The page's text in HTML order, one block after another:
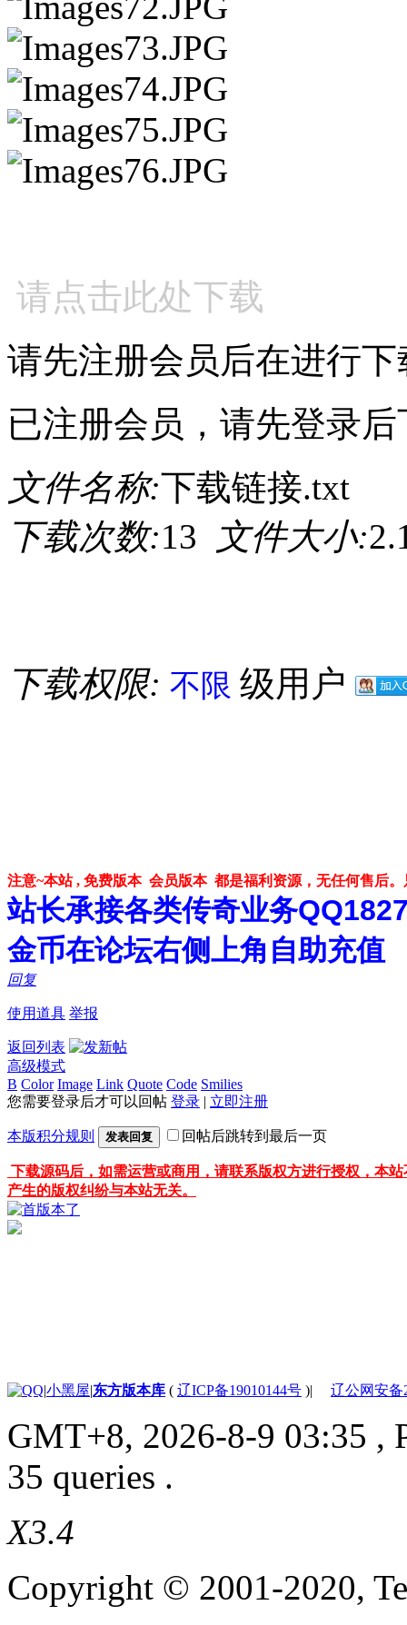
请点击此处下载
请先注册会员后在进行下
已注册会员，请先登录后
文件名称:下载链接.txt
下载次数:13 文件大小:
下载权限: 不限 级用户
注意~本站 , 免费版本 会员版本 都是福利资源，无任何售后
站长承接各类传奇业务
金币在论坛右侧上角自助充值
回复
使用道具 举报
返回列表
高级模式
B Color Image Link Quote Code Smilies
您需要登录后才可以回帖 登录 | 立即注册
本版积分规则 发表回复 回帖后跳转到最后一页
下载源码后，如需运营或商用，请联系版权方进行授权，本
产生的版权纠纷与本站无关。
|小黑屋|东方版本库 ( 辽ICP备19010144号 )| 辽公网安备
GMT+8, 2026-8-9 03:35 ,
35 queries .
X3.4
Copyright © 2001-2020,